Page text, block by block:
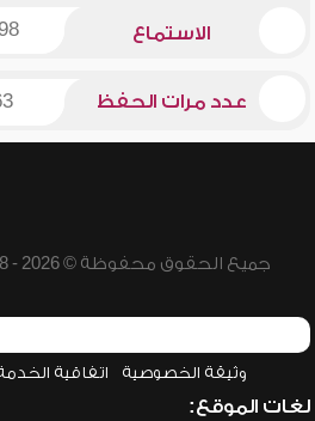
الاستماع
عدد مرات الحفظ
جميع الحقوق محفوظة © 2026 - 1998 لشبكة إسلام ويب
وثيقة الخصوصية اتفاقية
لغات الموقع: